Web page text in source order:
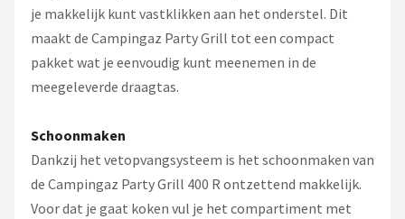
je makkelijk kunt vastklikken aan het onderstel. Dit
maakt de Campingaz Party Grill tot een compact
pakket wat je eenvoudig kunt meenemen in de
meegeleverde draagtas.
Schoonmaken
Dankzij het vetopvangsysteem is het schoonmaken van
de Campingaz Party Grill 400 R ontzettend makkelijk.
Voor dat je gaat koken vul je het compartiment met